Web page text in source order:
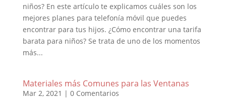
niños? En este artículo te explicamos cuáles son los
mejores planes para telefonía móvil que puedes
encontrar para tus hijos. ¿Cómo encontrar una tarifa
barata para niños? Se trata de uno de los momentos
más...
Materiales más Comunes para las Ventanas
Mar 2, 2021 | 0 Comentarios